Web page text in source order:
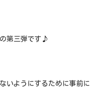
第三弾です♪
いようにするために事前に